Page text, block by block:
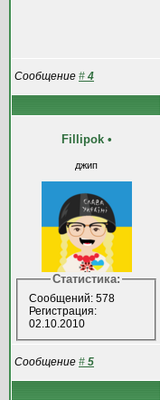
Сообщение # 4
Fillipok •
джип
Статистика:
Сообщений: 578
Регистрация:
02.10.2010
Сообщение # 5